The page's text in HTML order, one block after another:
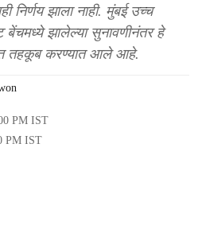
निर्णय झाला नाही. मुंबई उच्च
बेंचमध्ये झालेल्या सुनावणीनंतर हे
तहकूब करण्यात आले आहे.
PM IST
PM IST